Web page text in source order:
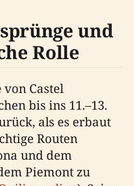
und
Rolle
Castel
bis ins 11.–13.
als es erbaut
Routen
und dem
Piemont zu